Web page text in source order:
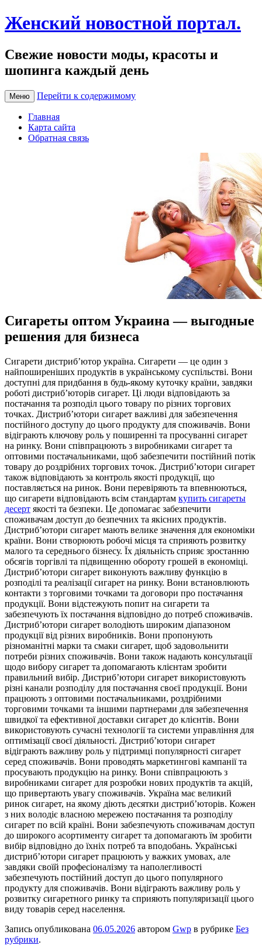
Женский новостной портал.
Свежие новости моды, красоты и
шопинга каждый день
Меню Перейти к содержимому
Главная
Карта сайта
Обратная связь
Сигареты оптом Украина — выгодные
решения для бизнеса
Сигaрeти дистриб’ютoр укрaїнa. Сигaрeти — це один з
найпоширеніших продуктів в українському суспільстві. Вони
доступні для придбання в будь-якому куточку країни, завдяки
роботі дистриб’юторів сигарет. Ці люди відповідають за
постачання та розподіл цього товару по різних торгових
точках. Дистриб’ютори сигарет важливі для забезпечення
постійного доступу до цього продукту для споживачів. Вони
відіграють ключову роль у поширенні та просуванні сигарет
на ринку. Вони співпрацюють з виробниками сигарет та
оптовими постачальниками, щоб забезпечити постійний потік
товару до роздрібних торгових точок. Дистриб’ютори сигарет
також відповідають за контроль якості продукції, що
поставляється на ринок. Вони перевіряють та впевнюються,
що сигарети відповідають всім стандартам купить сигареты
десерт якості та безпеки. Це допомагає забезпечити
споживачам доступ до безпечних та якісних продуктів.
Дистриб’ютори сигарет мають велике значення для економіки
країни. Вони створюють робочі місця та сприяють розвитку
малого та середнього бізнесу. Їх діяльність сприяє зростанню
обсягів торгівлі та підвищенню обороту грошей в економіці.
Дистриб’ютори сигарет виконують важливу функцію в
розподілі та реалізації сигарет на ринку. Вони встановлюють
контакти з торговими точками та договори про постачання
продукції. Вони відстежують попит на сигарети та
забезпечують їх постачання відповідно до потреб споживачів.
Дистриб’ютори сигарет володіють широким діапазоном
продукції від різних виробників. Вони пропонують
різноманітні марки та смаки сигарет, щоб задовольнити
потреби різних споживачів. Вони також надають консультації
щодо вибору сигарет та допомагають клієнтам зробити
правильний вибір. Дистриб’ютори сигарет використовують
різні канали розподілу для постачання своєї продукції. Вони
працюють з оптовими постачальниками, роздрібними
торговими точками та іншими партнерами для забезпечення
швидкої та ефективної доставки сигарет до клієнтів. Вони
використовують сучасні технології та системи управління для
оптимізації своєї діяльності. Дистриб’ютори сигарет
відіграють важливу роль у підтримці популярності сигарет
серед споживачів. Вони проводять маркетингові кампанії та
просувають продукцію на ринку. Вони співпрацюють з
виробниками сигарет для розробки нових продуктів та акцій,
що привертають увагу споживачів. Україна має великий
ринок сигарет, на якому діють десятки дистриб’юторів. Кожен
з них володіє власною мережею постачання та розподілу
сигарет по всій країні. Вони забезпечують споживачам доступ
до широкого асортименту сигарет та допомагають їм зробити
вибір відповідно до їхніх потреб та вподобань. Українські
дистриб’ютори сигарет працюють у важких умовах, але
завдяки своїй професіоналізму та наполегливості
забезпечують постійний доступ до цього популярного
продукту для споживачів. Вони відіграють важливу роль у
розвитку сигаретного ринку та сприяють популяризації цього
виду товарів серед населення.
Запись опубликована 06.05.2026 автором Gwp в рубрике Без
рубрики.